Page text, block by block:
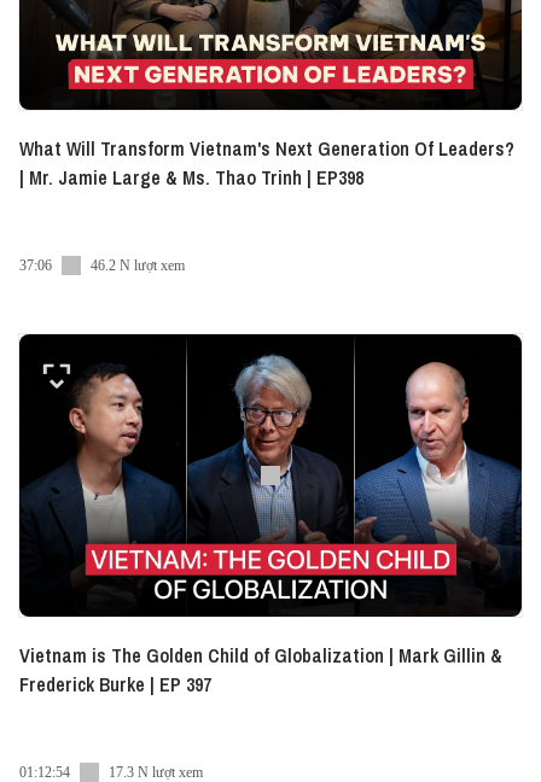
What Will Transform Vietnam's Next Generation Of Leaders?
| Mr. Jamie Large & Ms. Thao Trinh | EP398
37:06 46.2 N lượt xem
Vietnam is The Golden Child of Globalization | Mark Gillin &
Frederick Burke | EP 397
01:12:54 17.3 N lượt xem